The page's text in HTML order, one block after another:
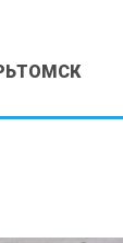
ТОМСК